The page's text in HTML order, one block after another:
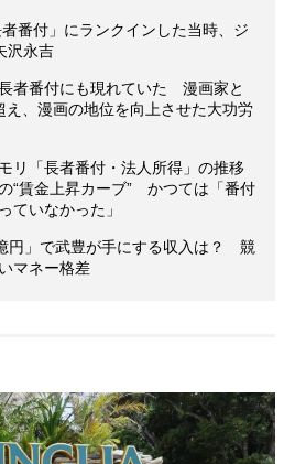
者番付」にランクインした当時、ジ
沢永吉
者番付にも現れていた 漫画家と
え、漫画の地位を向上させた大功労
リ「長者番付・法人所得」の推移
“賃金上昇カーブ” かつては「番付
ていなかった」
円」で武豊が手にする収入は？ 競
マネー格差